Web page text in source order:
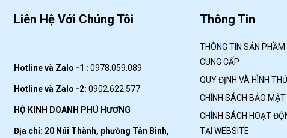
Liên Hệ Với Chúng Tôi
Hotline và Zalo -1 : 0978.059.089
Hotline và Zalo -2: 0902.622.577
HỘ KINH DOANH PHÚ HƯƠNG
Địa chỉ: 20 Núi Thành, phường Tân Bình,
Thông Tin
THÔNG TIN SẢN
CUNG CẤP
QUY ĐỊNH VÀ HÌNH
CHÍNH SÁCH BẢO MẬT
CHÍNH SÁCH HOẠT
TẠI WEBSITE